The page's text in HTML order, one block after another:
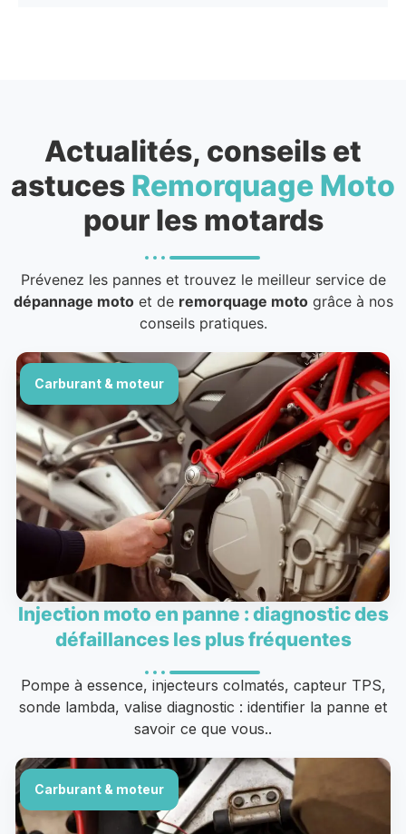
Actualités, conseils et
astuces Remorquage Moto
pour les motards
Prévenez les pannes et trouvez le meilleur service de
dépannage motoet de remorquage motogrâce à nos
conseils pratiques.
Carburant & moteur
Injection moto en panne : diagnostic des
défaillances les plus fréquentes
Pompe à essence, injecteurs colmatés, capteur TPS,
sonde lambda, valise diagnostic : identifier la panne et
savoir ce que vous..
Carburant & moteur